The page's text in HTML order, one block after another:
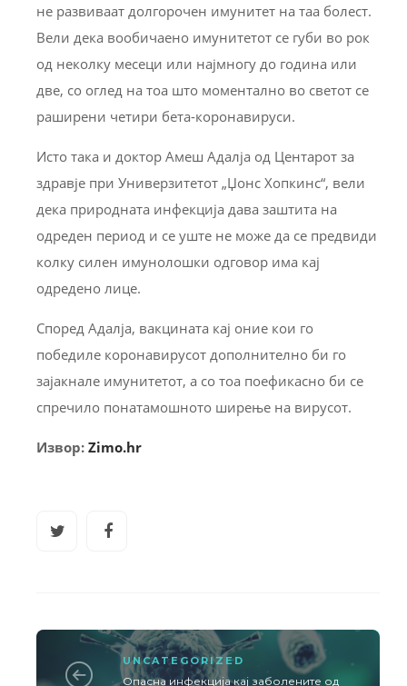
не развиваат долгорочен имунитет на таа болест.
Вели дека вообичаено имунитетот се губи во рок
од неколку месеци или најмногу до година или
две, со оглед на тоа што моментално во светот се
раширени четири бета-коронавируси.
Исто така и доктор Амеш Адалја од Центарот за
здравје при Универзитетот „Џонс Хопкинс“, вели
дека природната инфекција дава заштита на
одреден период и се уште не може да се предвиди
колку силен имунолошки одговор има кај
одредено лице.
Според Адалја, вакцината кај оние кои го
победиле коронавирусот дополнително би го
зајакнале имунитетот, а со тоа поефикасно би се
спречило понатамошното ширење на вирусот.
Извор: Zimo.hr
UNCATEGORIZED
Опасна инфекција кај заболените од